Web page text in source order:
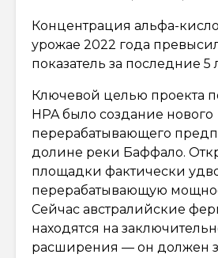
Концентрация альфа-
урожае 2022 года
показатель за последние 5
Ключевой целью проекта
HPA было создание нового
перерабатывающего
долине реки Баффало.
площадки фактически
перерабатывающую
Сейчас австралийские
находятся на
расширения — он должен